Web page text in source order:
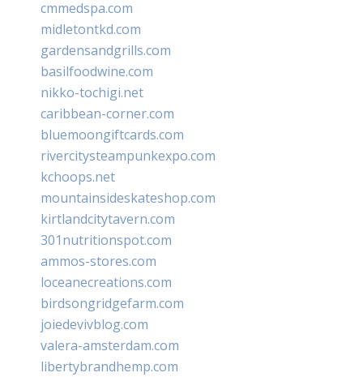
cmmedspa.com
midletontkd.com
gardensandgrills.com
basilfoodwine.com
nikko-tochigi.net
caribbean-corner.com
bluemoongiftcards.com
rivercitysteampunkexpo.com
kchoops.net
mountainsideskateshop.com
kirtlandcitytavern.com
301nutritionspot.com
ammos-stores.com
loceanecreations.com
birdsongridgefarm.com
joiedevivblog.com
valera-amsterdam.com
libertybrandhemp.com